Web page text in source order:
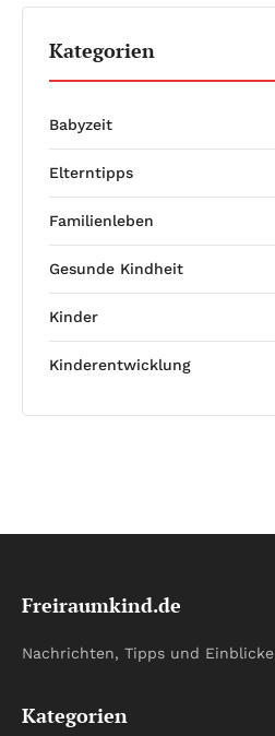
Kategorien
Babyzeit
Elterntipps
Familienleben
Gesunde Kindheit
Kinder
Kinderentwicklung
Freiraumkind.de
Nachrichten, Tipps und Einblicke
Kategorien